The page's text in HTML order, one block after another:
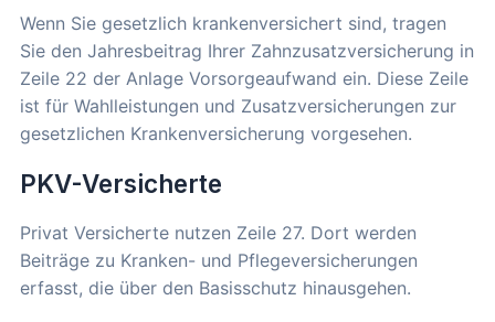
Wenn Sie gesetzlich krankenversichert sind, tragen
Sie den Jahresbeitrag Ihrer Zahnzusatzversicherung in
Zeile 22 der Anlage Vorsorgeaufwand ein. Diese Zeile
ist für Wahlleistungen und Zusatzversicherungen zur
gesetzlichen Krankenversicherung vorgesehen.
PKV-Versicherte
Privat Versicherte nutzen Zeile 27. Dort werden
Beiträge zu Kranken- und Pflegeversicherungen
erfasst, die über den Basisschutz hinausgehen.